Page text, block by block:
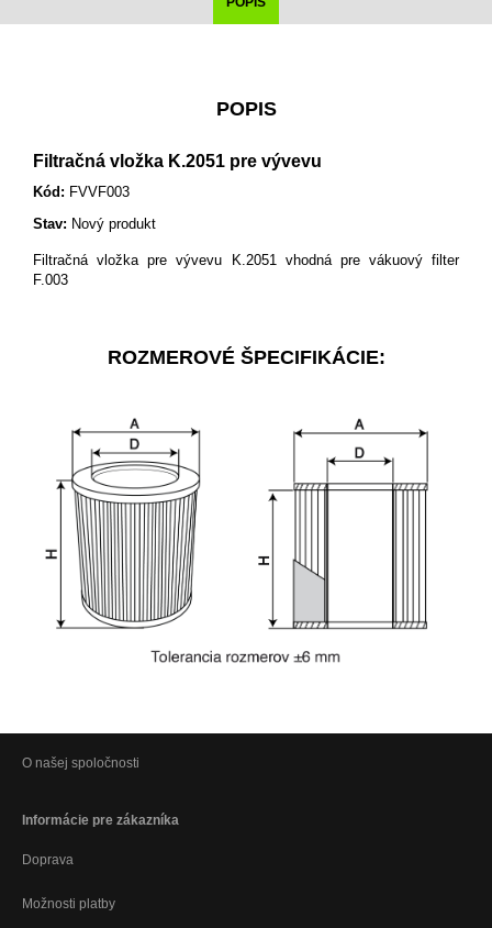
POPIS
Filtračná vložka K.2051 pre vývevu
Kód: FVVF003
Stav: Nový produkt
Filtračná vložka pre vývevu K.2051 vhodná pre vákuový filter
F.003
ROZMEROVÉ ŠPECIFIKÁCIE:
O našej spoločnosti
Informácie pre zákazníka
Doprava
Možnosti platby